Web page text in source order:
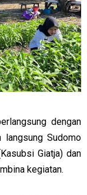
dengan
langsung Sudomo
Giatja) dan
kegiatan.